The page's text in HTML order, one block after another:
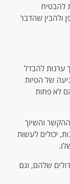
להבטיח
ולהבין שהדבר
ערנות להבדל
של הטיות
לא פחות
והשיוך
יכולים לעשות
שלהם, וגם